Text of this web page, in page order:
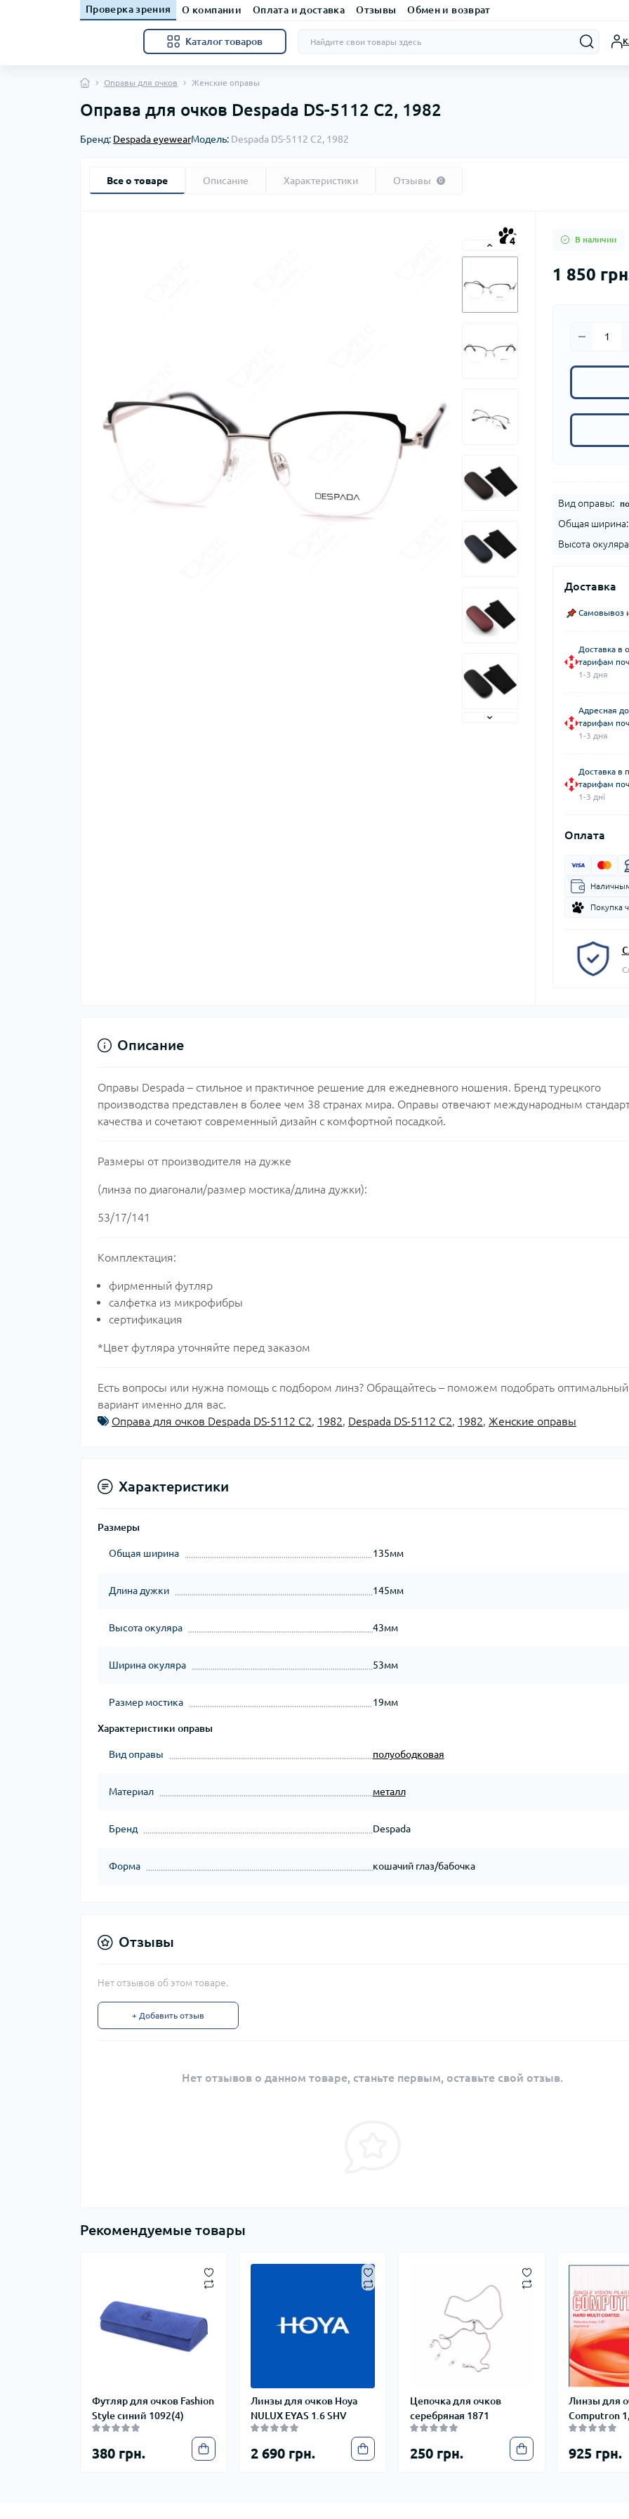
Проверка зрения О компании Оплата и доставка Отзывы Обмен и возврат
Каталог товаров
Оправы для очков Женские оправы
Оправа для очков Despada DS-5112 C2, 1982
Бренд: Despada eyewearМодель: Despada DS-5112 C2, 1982
Все о товаре Описание Характеристики Отзывы 0
4 В наличии
1 850
Вид оправы:
Общая ширина:
Высота
Доставка
Самовывоз
Доставка в
тарифам
1-3 дня
Адресная
тарифам
1-3 дня
Доставка в
тарифам
1-3 дні
Оплата
Покупка
Описание
Оправы Despada – стильное и практичное решение для ежедневного ношения. Бренд турецкого
производства представлен в более чем 38 странах мира. Оправы отвечают международным
качества и сочетают современный дизайн с комфортной посадкой.
Размеры от производителя на дужке
(линза по диагонали/размер мостика/длина дужки):
53/17/141
Комплектация:
фирменный футляр
салфетка из микрофибры
сертификация
*Цвет футляра уточняйте перед заказом
Есть вопросы или нужна помощь с подбором линз? Обращайтесь – поможем подобрать оптимальный
вариант именно для вас.
Оправа для очков Despada DS-5112 C2, 1982, Despada DS-5112 C2, 1982, Женские оправы
Характеристики
Размеры
Общая ширина 135мм
Длина дужки 145мм
Высота окуляра 43мм
Ширина окуляра 53мм
Размер мостика 19мм
Характеристики оправы
Вид оправы полуободковая
Материал металл
Бренд Despada
Форма кошачий глаз/бабочка
Отзывы
Нет отзывов об этом товаре.
+ Добавить отзыв
Нет отзывов о данном товаре, станьте первым, оставьте свой отзыв.
Рекомендуемые товары
Футляр для очков Fashion
Style синий 1092(4)
380 грн.
Линзы для очков Hoya
NULUX EYAS 1.6 SHV
2 690 грн.
Цепочка для очков
серебряная 1871
250 грн.
Линзы для
Computron
925 грн.